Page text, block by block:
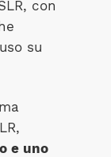
con
su
e uno